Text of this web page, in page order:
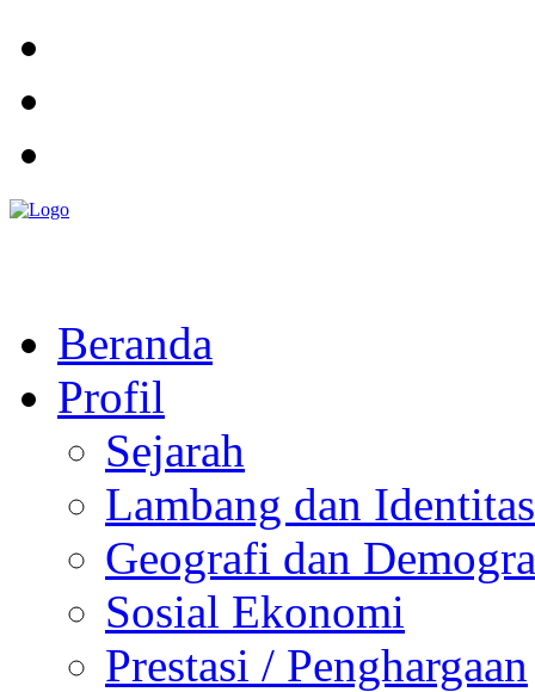
Beranda
Profil
Sejarah
Lambang dan Identitas
Geografi dan
Sosial Ekonomi
Prestasi / Penghargaan